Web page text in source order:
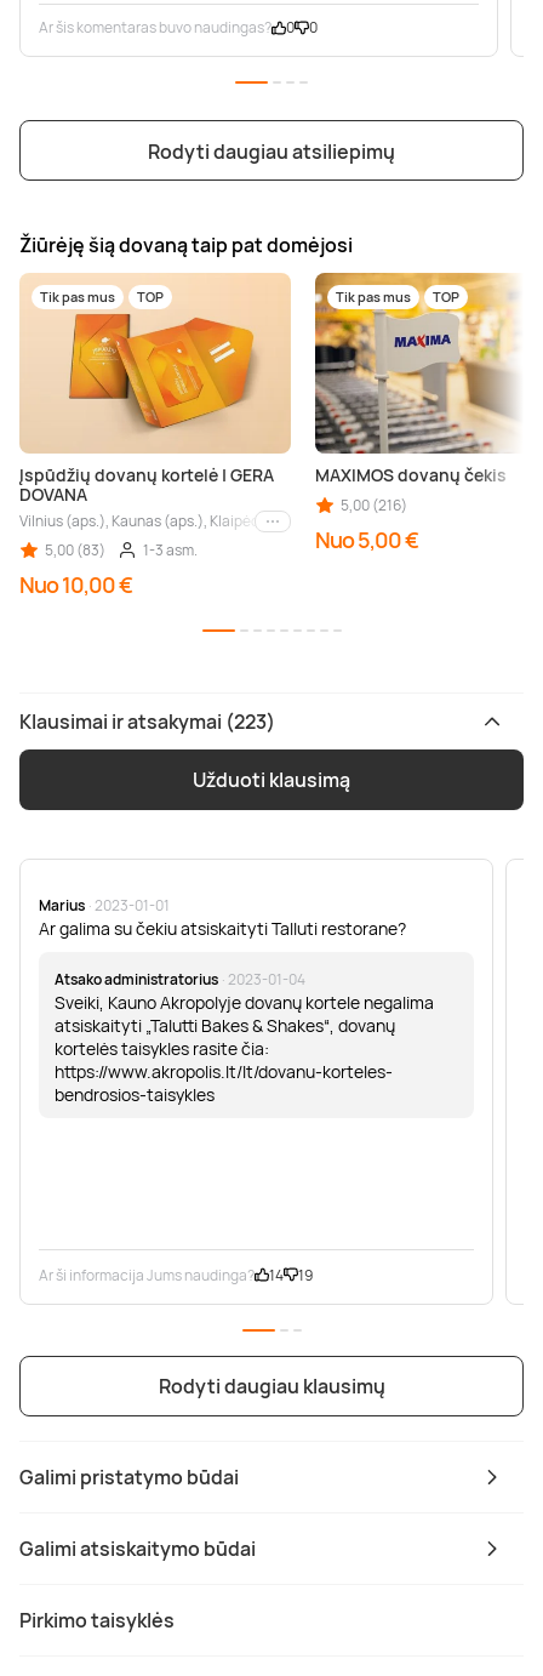
Galimi pristatymo būdai
Galimi atsiskaitymo būdai
Pirkimo taisyklės
Ar šis komentaras buvo naudingas? 0 0
Rodyti daugiau atsiliepimų
Žiūrėję šią dovaną taip pat domėjosi
Tik pas mus TOP
Įspūdžių dovanų kortelė | GERA
DOVANA
Vilnius (aps.), Kaunas (aps.), Klaipėda (aps.), Palanga (aps.), Nida (aps.),
Kiti miestai
5,00 (83)
1-3 asm.
Nuo 10,00 €
Tik pas mus TOP
MAXIMOS dovanų čekis
5,00 (216)
Nuo 5,00 €
Klausimai ir atsakymai (223)
Užduoti klausimą
Marius · 2023-01-01
Ar galima su čekiu atsiskaityti Talluti restorane?
Atsako administratorius · 2023-01-04
Sveiki, Kauno Akropolyje dovanų kortele negalima
atsiskaityti „Talutti Bakes & Shakes“, dovanų
kortelės taisykles rasite čia:
https://www.akropolis.lt/lt/dovanu-korteles-
bendrosios-taisykles
Ar ši informacija Jums naudinga? 14 19
Rodyti daugiau klausimų